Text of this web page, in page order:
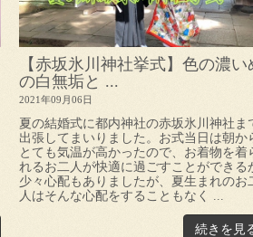
【赤坂氷川神社挙式】色の濃い
の白無垢と ...
2021年09月06日
夏の結婚式に都内神社の赤坂氷川神社ま
出張してまいりました。お式当日は朝か
とても気温が高かったので、お着物を着
れるお二人が快適に過ごすことができる
少々心配もありましたが、夏生まれのお
人はそんな心配をすることもなく ...
続きを見